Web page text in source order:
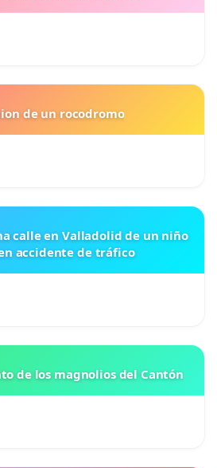
de un rocodromo
calle en Valladolid de un niño
accidente de tráfico
de los magnolios del Cantón